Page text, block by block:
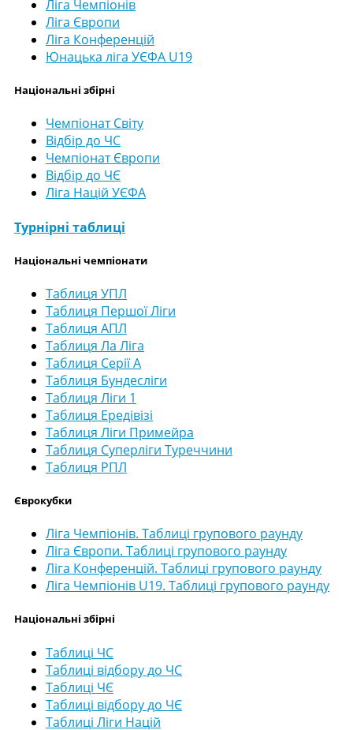
Ліга Чемпіонів
Ліга Європи
Ліга Конференцій
Юнацька ліга УЄФА U19
Національні збірні
Чемпіонат Світу
Відбір до ЧС
Чемпіонат Європи
Відбір до ЧЄ
Ліга Націй УЄФА
Турнірні таблиці
Національні чемпіонати
Таблиця УПЛ
Таблиця Першої Ліги
Таблиця АПЛ
Таблиця Ла Ліга
Таблиця Серії А
Таблиця Бундесліги
Таблиця Ліги 1
Таблиця Ередівізі
Таблиця Ліги Примейра
Таблиця Суперліги Туреччини
Таблиця РПЛ
Єврокубки
Ліга Чемпіонів. Таблиці групового раунду
Ліга Європи. Таблиці групового раунду
Ліга Конференцій. Таблиці групового раунду
Ліга Чемпіонів U19. Таблиці групового раунду
Національні збірні
Таблиці ЧС
Таблиці відбору до ЧС
Таблиці ЧЄ
Таблиці відбору до ЧЄ
Таблиці Ліги Націй